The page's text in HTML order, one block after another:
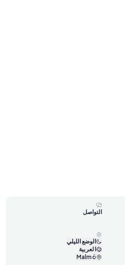
التواصل
الوضع الليلي
العربية
Malmö